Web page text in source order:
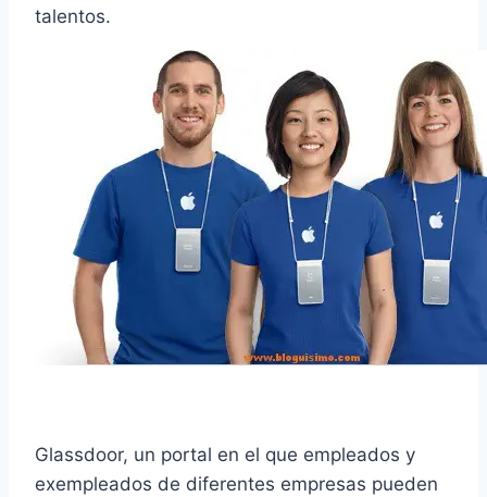
talentos.
Glassdoor, un portal en el que empleados y
exempleados de diferentes empresas pueden